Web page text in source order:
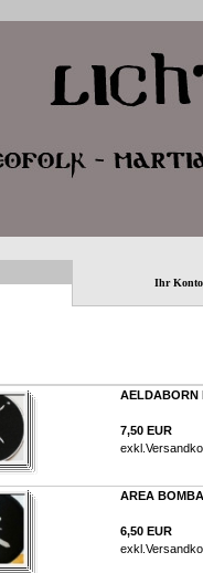
Ihr Konto
7,50 EUR
exkl.
AREA
6,50 EUR
exkl.